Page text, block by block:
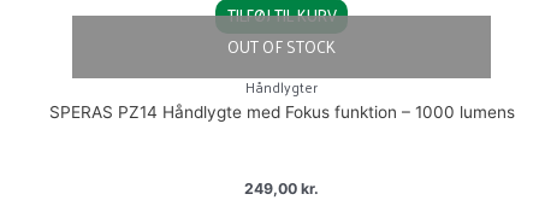
TILFØJ TIL KURV
OUT OF STOCK
Håndlygter
SPERAS PZ14 Håndlygte med Fokus funktion – 1000 lumens
249,00 kr.